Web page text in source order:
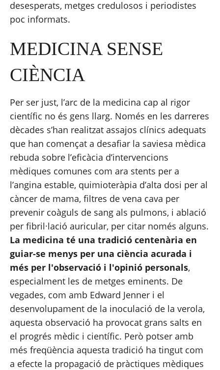
desesperats, metges credulosos i periodistes
poc informats.
MEDICINA SENSE
CIÈNCIA
Per ser just, l’arc de la medicina cap al rigor
científic no és gens llarg. Només en les darreres
dècades s’han realitzat assajos clínics adequats
que han començat a desafiar la saviesa mèdica
rebuda sobre l’eficàcia d’intervencions
mèdiques comunes com ara stents per a
l’angina estable, quimioteràpia d’alta dosi per al
càncer de mama, filtres de vena cava per
prevenir coàguls de sang als pulmons, i ablació
per fibril·lació auricular, per citar només alguns.
La medicina té una tradició centenària en
guiar-se menys per una ciència acurada i
més per l'observació i l'opinió personals,
especialment les de metges eminents. De
vegades, com amb Edward Jenner i el
desenvolupament de la inoculació de la verola,
aquesta observació ha provocat grans salts en
el progrés mèdic i científic. Però potser amb
més freqüència aquesta tradició ha tingut com
a efecte la propagació de pràctiques mèdiques